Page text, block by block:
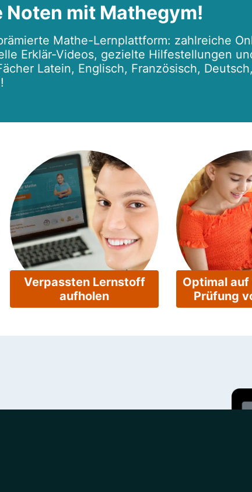
Noten mit Mathegym!
Mathe-Lernplattform: zahlreiche
Erklär-Videos, gezielte Hilfestellungen
Latein, Englisch, Französisch,
Verpassten Lernstoff
aufholen
Optimal
Prüfung